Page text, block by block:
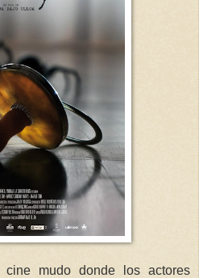
cine mudo donde los actores